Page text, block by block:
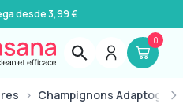
desde 3,99 €
0
› Champignons